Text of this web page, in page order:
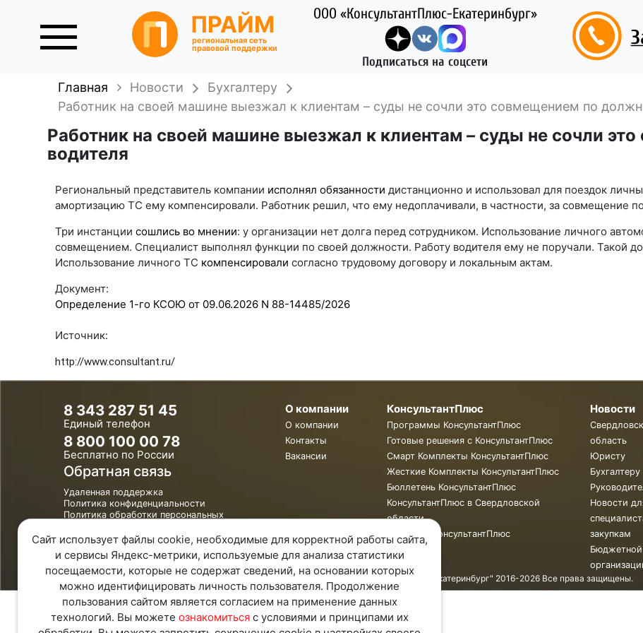
ПРАЙМ
региональная сеть
правовой поддержки
ООО «КонсультантПлюс-Екатеринбург»
Подписаться на соцсети
Главная Новости
Бухгалтеру
Работник на своей машине выезжал к клиентам – суды не сочли это совмещением по
Работник на своей машине выезжал к клиентам – суды не сочли
водителя
Региональный представитель компании исполнял обязанности дистанционно и использовал для поездок
амортизацию ТС ему компенсировали. Работник решил, что ему недоплачивали, в частности, за совмещение
Три инстанциисошлись во мнении: у организации нет долга перед сотрудником. Использование личного
совмещением. Специалист выполнял функции по своей должности. Работу водителя ему не поручали. Такой
Использование личного ТС компенсировали согласно трудовому договору и локальным актам.
Документ:
Определение 1-го КСОЮ от 09.06.2026 N 88-14485/2026
Источник:
http://www.consultant.ru/
8 343 287 51 45
Единый телефон
8 800 100 00 78
Бесплатно по России
Обратная связь
Удаленная поддержка
Политика конфиденциальности
Политика обработки персональных
Карта Сайта
О компании
О компании
Контакты
Вакансии
КонсультантПлюс
Программы КонсультантПлюс
Готовые решения с КонсультантПлюс
Смарт Комплекты КонсультантПлюс
Жесткие Комплекты КонсультантПлюс
Бюллетень КонсультантПлюс
КонсультантПлюс в Свердловской
области
Обучение КонсультантПлюс
Новости
область
Юристу
Бухгалтеру
Новости
закупкам
Бюджетной
© ООО "КонсультантПлюс - Екатеринбург" 2016-2026 Все права защищены.
Сайт использует файлы cookie, необходимые для корректной работы сайта,
и сервисы Яндекс-метрики, используемые для анализа статистики
посещаемости, которые не содержат сведений, на основании которых
можно идентифицировать личность пользователя. Продолжение
пользования сайтом является согласием на применение данных
технологий. Вы можете ознакомитьсяс условиями и принципами их